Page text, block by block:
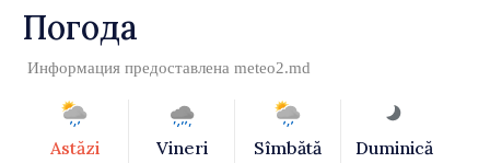
Погода
Информация предоставлена meteo2.md
Astăzi Vineri Sîmbătă Duminică